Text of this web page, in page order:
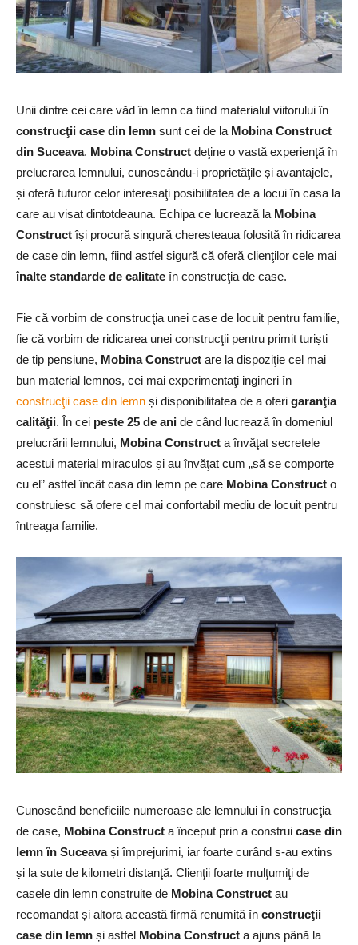
Unii dintre cei care văd în lemn ca fiind materialul viitorului în
construcţii case din lemn sunt cei de la Mobina Construct
din Suceava. Mobina Construct deţine o vastă experienţă în
prelucrarea lemnului, cunoscându-i proprietăţile și avantajele,
și oferă tuturor celor interesaţi posibilitatea de a locui în casa la
care au visat dintotdeauna. Echipa ce lucrează la Mobina
Construct își procură singură cheresteaua folosită în ridicarea
de case din lemn, fiind astfel sigură că oferă clienţilor cele mai
înalte standarde de calitate în construcţia de case.
Fie că vorbim de construcţia unei case de locuit pentru familie,
fie că vorbim de ridicarea unei construcţii pentru primit turiști
de tip pensiune, Mobina Construct are la dispoziţie cel mai
bun material lemnos, cei mai experimentaţi ingineri în
construcţii case din lemn și disponibilitatea de a oferi garanţia
calităţii. În cei peste 25 de ani de când lucrează în domeniul
prelucrării lemnului, Mobina Construct a învăţat secretele
acestui material miraculos și au învăţat cum „să se comporte
cu el” astfel încât casa din lemn pe care Mobina Construct o
construiesc să ofere cel mai confortabil mediu de locuit pentru
întreaga familie.
Cunoscând beneficiile numeroase ale lemnului în construcţia
de case, Mobina Construct a început prin a construi case din
lemn în Suceavași împrejurimi, iar foarte curând s-au extins
și la sute de kilometri distanţă. Clienţii foarte mulţumiţi de
casele din lemn construite de Mobina Construct au
recomandat și altora această firmă renumită în construcţii
case din lemn și astfel Mobina Construct a ajuns până la